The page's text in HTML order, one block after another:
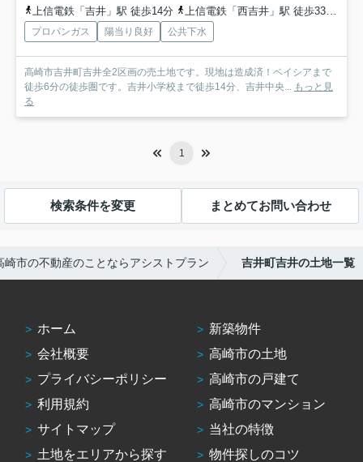
上信電鉄「吉井」駅 徒歩14分
上信電鉄「西吉井」駅 徒歩33分
プロパンガス 陽当り良好 公共下水
高崎市吉井町吉井全2区画の売土地です。現地は造成済！ベイシアまで
徒歩6分の徒歩圏です。吉井小学校まで徒歩14分、吉井中央...
もっと見
る
1
検索条件を変更 まとめてお問い合わせ
崎市の不動産のことならアシストプラン 吉井町吉井の土地一覧
ホーム
会社概要
プライバシーポリシー
利用規約
サイトマップ
土地をエリアから探す
新築物件
高崎市の土地
高崎市の戸建て
高崎市のマンション
当社の特徴
物件探しのコツ